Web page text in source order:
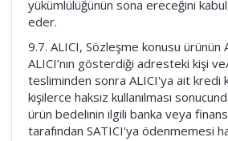
yükümlülüğünün sona ereceğini
eder.
9.7. ALICI, Sözleşme konusu ürünün
ALICI’nın gösterdiği adresteki kişi
tesliminden sonra ALICI'ya ait kredi
kişilerce haksız kullanılması
ürün bedelinin ilgili banka veya
tarafından SATICI'ya ödenmemesi